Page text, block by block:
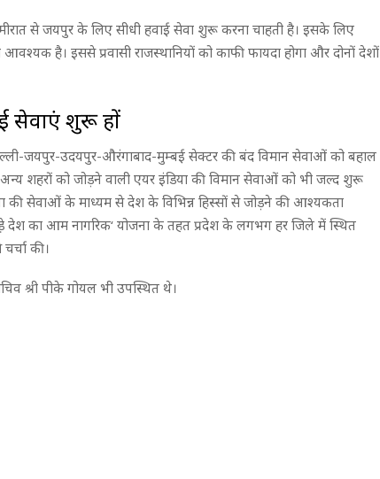
से जयपुर के लिए सीधी हवाई सेवा शुरू करना चाहती है। इसके लिए
आवश्यक है। इससे प्रवासी राजस्थानियों को काफी फायदा होगा और दोनों देशों
सेवाएं शुरू हों
जयपुर-उदयपुर-औरंगाबाद-मुम्बई सेक्टर की बंद विमान सेवाओं को बहाल
शहरों को जोड़ने वाली एयर इंडिया की विमान सेवाओं को भी जल्द शुरू
की सेवाओं के माध्यम से देश के विभिन्न हिस्सों से जोड़ने की आश्यकता
देश का आम नागरिक‘ योजना के तहत प्रदेश के लगभग हर जिले में स्थित
की।
श्री पीके गोयल भी उपस्थित थे।